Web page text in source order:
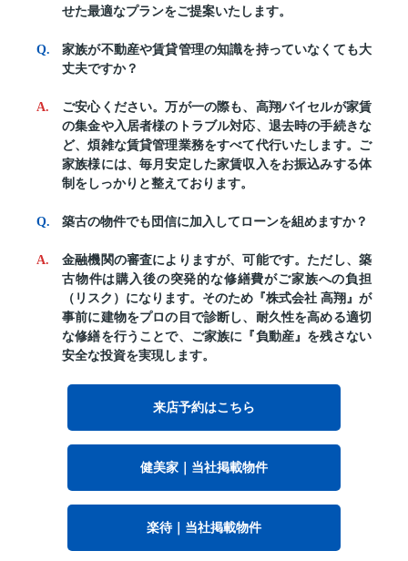
せた最適なプランをご提案いたします。
家族が不動産や賃貸管理の知識を持っていなくても大
丈夫ですか？
ご安心ください。万が一の際も、高翔バイセルが家賃
の集金や入居者様のトラブル対応、退去時の手続きな
ど、煩雑な賃貸管理業務をすべて代行いたします。ご
家族様には、毎月安定した家賃収入をお振込みする体
制をしっかりと整えております。
築古の物件でも団信に加入してローンを組めますか？
金融機関の審査によりますが、可能です。ただし、築
古物件は購入後の突発的な修繕費がご家族への負担
（リスク）になります。そのため『株式会社 高翔』が
事前に建物をプロの目で診断し、耐久性を高める適切
な修繕を行うことで、ご家族に『負動産』を残さない
安全な投資を実現します。
来店予約はこちら
健美家｜当社掲載物件
楽待｜当社掲載物件